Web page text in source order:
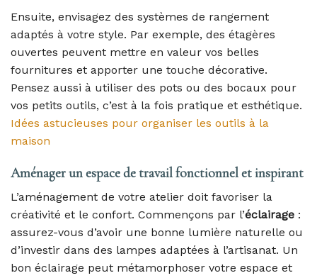
Ensuite, envisagez des systèmes de rangement
adaptés à votre style. Par exemple, des étagères
ouvertes peuvent mettre en valeur vos belles
fournitures et apporter une touche décorative.
Pensez aussi à utiliser des pots ou des bocaux pour
vos petits outils, c’est à la fois pratique et esthétique.
Idées astucieuses pour organiser les outils à la
maison
Aménager un espace de travail fonctionnel et inspirant
L’aménagement de votre atelier doit favoriser la
créativité et le confort. Commençons par l’éclairage :
assurez-vous d’avoir une bonne lumière naturelle ou
d’investir dans des lampes adaptées à l’artisanat. Un
bon éclairage peut métamorphoser votre espace et